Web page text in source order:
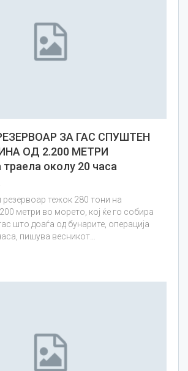
ЗА ГАС СПУШТЕН
ОД 2.200 МЕТРИ
траела околу 20 часа
резервоар тежок 280 тони на
метри во морето, кој ќе го собира
што доаѓа од бунарите, операција
пишува весникот…